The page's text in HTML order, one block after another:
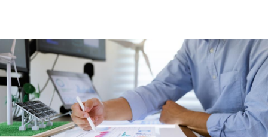
man-grafici-sostenibilita